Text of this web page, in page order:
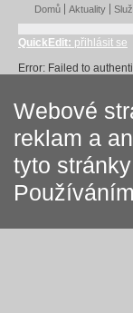
Domů Aktuality
QuickEdit: přihlásit se
Error: Failed to
Webové
reklam a
tyto